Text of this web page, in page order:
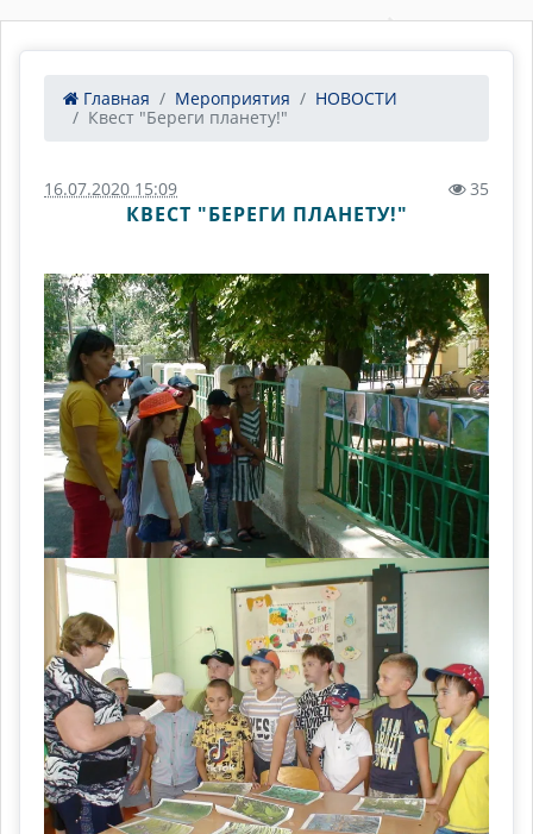
Главная Мероприятия
НОВОСТИ
Квест "Береги планету!"
16.07.2020 15:09 35
КВЕСТ "БЕРЕГИ ПЛАНЕТУ!"